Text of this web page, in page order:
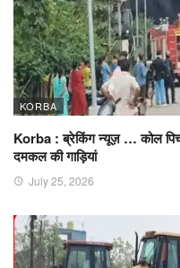
KORBA
Korba : ब्रेकिंग न्यूज़ … कोल
दमकल की गाड़ियां
July 25, 2026